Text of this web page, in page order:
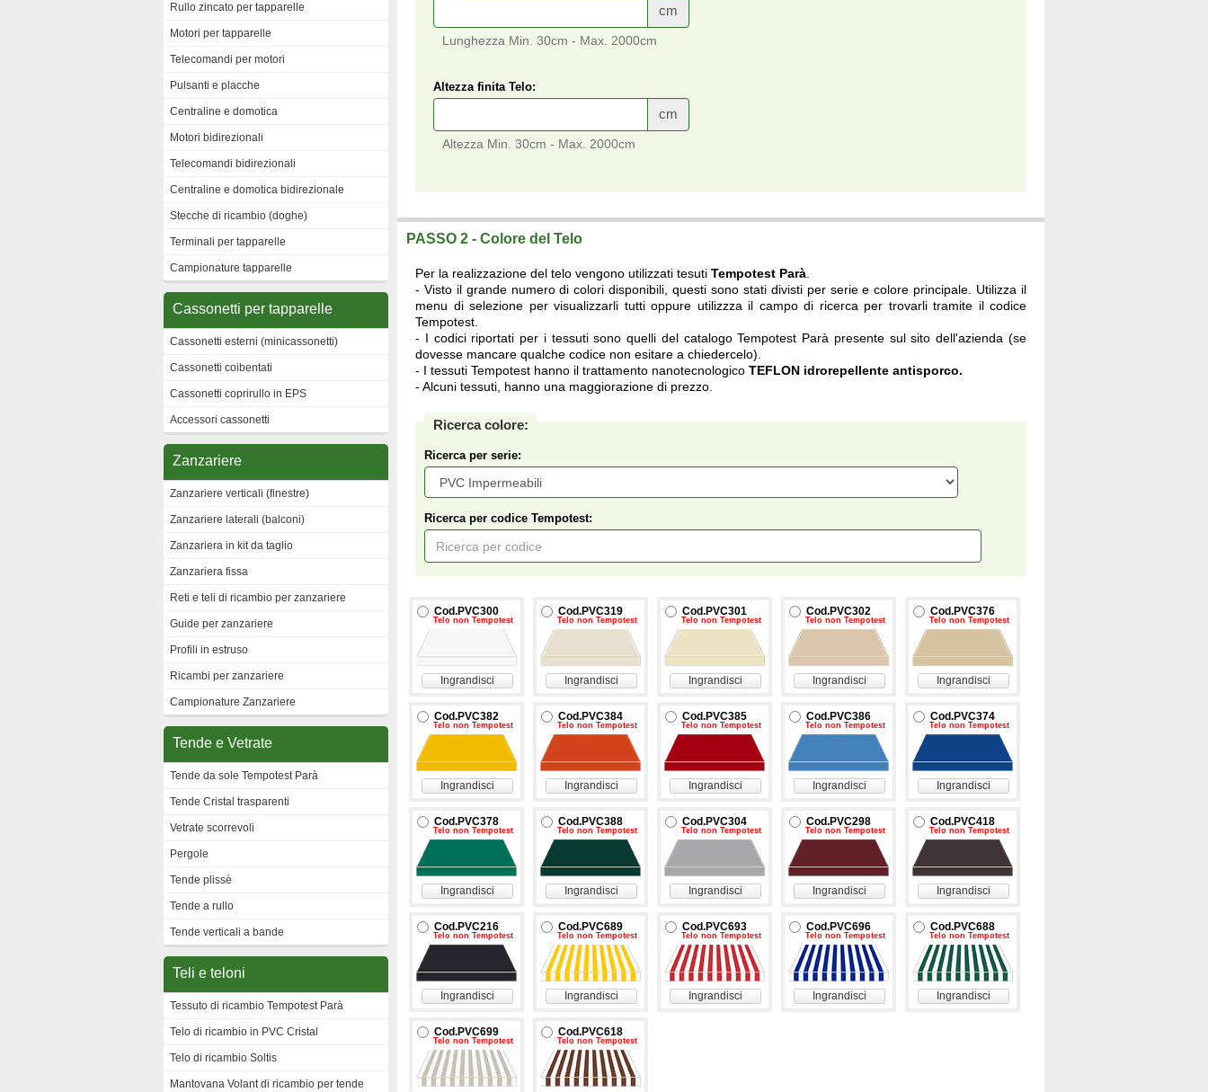
Rullo zincato per tapparelle
Motori per tapparelle
Telecomandi per motori
Pulsanti e placche
Centraline e domotica
Motori bidirezionali
Telecomandi bidirezionali
Centraline e domotica bidirezionale
Stecche di ricambio (doghe)
Terminali per tapparelle
Campionature tapparelle
Cassonetti per tapparelle
Cassonetti esterni (minicassonetti)
Cassonetti coibentati
Cassonetti coprirullo in EPS
Accessori cassonetti
Zanzariere
Zanzariere verticali (finestre)
Zanzariere laterali (balconi)
Zanzariera in kit da taglio
Zanzariera fissa
Reti e teli di ricambio per zanzariere
Guide per zanzariere
Profili in estruso
Ricambi per zanzariere
Campionature Zanzariere
Tende e Vetrate
Tende da sole Tempotest Parà
Tende Cristal trasparenti
Vetrate scorrevoli
Pergole
Tende plissè
Tende a rullo
Tende verticali a bande
Teli e teloni
Tessuto di ricambio Tempotest Parà
Telo di ricambio in PVC Cristal
Telo di ricambio Soltis
Mantovana Volant di ricambio per tende
cm
Lunghezza Min. 30cm - Max. 2000cm
Altezza finita Telo:
cm
Altezza Min. 30cm - Max. 2000cm
PASSO 2 - Colore del Telo
Per la realizzazione del telo vengono utilizzati tesuti Tempotest Parà
- Visto il grande numero di colori disponibili, questi sono stati divisti per serie e colore principale. Utilizza il
menu di selezione per visualizzarli tutti oppure utilizzza il campo di ricerca per trovarli tramite il codice
Tempotest.
- I codici riportati per i tessuti sono quelli del catalogo Tempotest Parà presente sul sito dell'azienda (se
dovesse mancare qualche codice non esitare a chiedercelo).
- I tessuti Tempotest hanno il trattamento nanotecnologico TEFLON idrorepellente antisporco.
- Alcuni tessuti, hanno una maggiorazione di prezzo.
Ricerca colore:
Ricerca per serie:
Ricerca per codice Tempotest:
Cod.PVC300
Telo non Tempotest
Ingrandisci
Cod.PVC319
Telo non Tempotest
Ingrandisci
Cod.PVC301
Telo non Tempotest
Ingrandisci
Cod.PVC302
Telo non Tempotest
Ingrandisci
Cod.PVC376
Telo non Tempotest
Ingrandisci
Cod.PVC382
Telo non Tempotest
Ingrandisci
Cod.PVC384
Telo non Tempotest
Ingrandisci
Cod.PVC385
Telo non Tempotest
Ingrandisci
Cod.PVC386
Telo non Tempotest
Ingrandisci
Cod.PVC374
Telo non Tempotest
Ingrandisci
Cod.PVC378
Telo non Tempotest
Ingrandisci
Cod.PVC388
Telo non Tempotest
Ingrandisci
Cod.PVC304
Telo non Tempotest
Ingrandisci
Cod.PVC298
Telo non Tempotest
Ingrandisci
Cod.PVC418
Telo non Tempotest
Ingrandisci
Cod.PVC216
Telo non Tempotest
Ingrandisci
Cod.PVC689
Telo non Tempotest
Ingrandisci
Cod.PVC693
Telo non Tempotest
Ingrandisci
Cod.PVC696
Telo non Tempotest
Ingrandisci
Cod.PVC688
Telo non Tempotest
Ingrandisci
Cod.PVC699
Telo non Tempotest
Cod.PVC618
Telo non Tempotest